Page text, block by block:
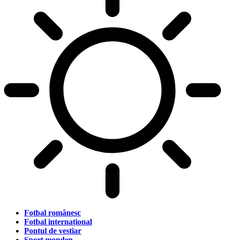
Fotbal românesc
Fotbal internațional
Pontul de vestiar